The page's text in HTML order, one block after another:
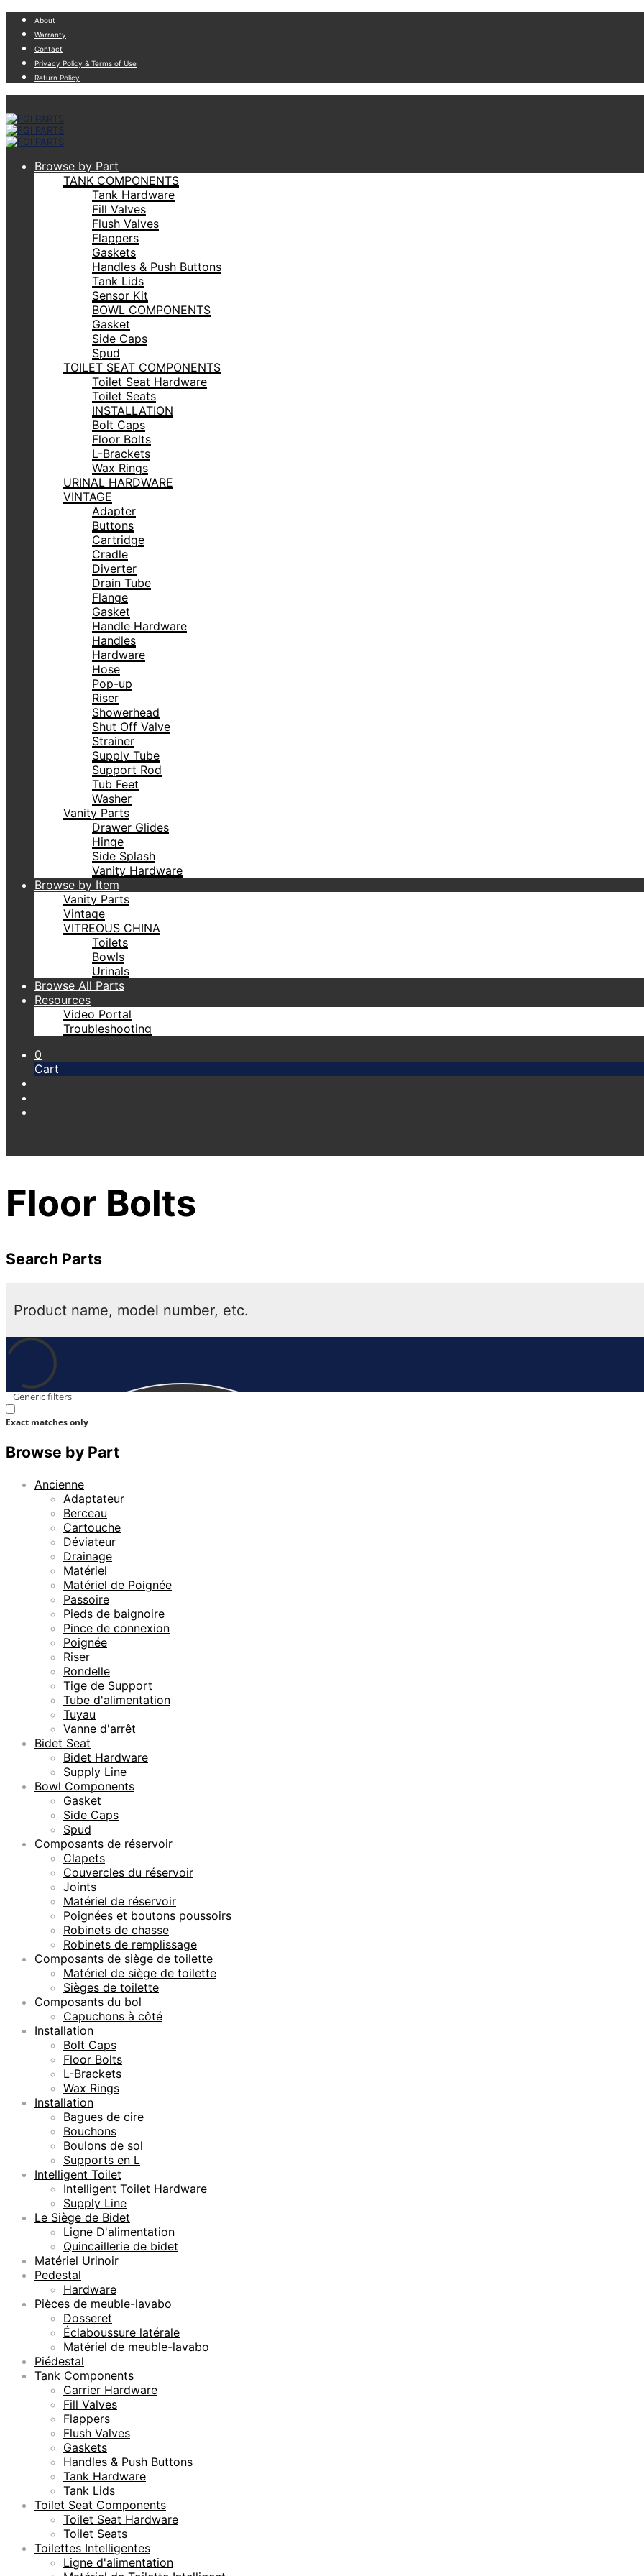
About
Warranty
Contact
Privacy Policy & Terms of Use
Return Policy
Browse by Part
TANK COMPONENTS
Tank Hardware
Fill Valves
Flush Valves
Flappers
Gaskets
Handles & Push Buttons
Tank Lids
Sensor Kit
BOWL COMPONENTS
Gasket
Side Caps
Spud
TOILET SEAT COMPONENTS
Toilet Seat Hardware
Toilet Seats
INSTALLATION
Bolt Caps
Floor Bolts
L-Brackets
Wax Rings
URINAL HARDWARE
VINTAGE
Adapter
Buttons
Cartridge
Cradle
Diverter
Drain Tube
Flange
Gasket
Handle Hardware
Handles
Hardware
Hose
Pop-up
Riser
Showerhead
Shut Off Valve
Strainer
Supply Tube
Support Rod
Tub Feet
Washer
Vanity Parts
Drawer Glides
Hinge
Side Splash
Vanity Hardware
Browse by Item
Vanity Parts
Vintage
VITREOUS CHINA
Toilets
Bowls
Urinals
Browse All Parts
Resources
Video Portal
Troubleshooting
0
Cart
Floor Bolts
Search Parts
Generic filters
Exact matches only
Browse by Part
Ancienne
Adaptateur
Berceau
Cartouche
Déviateur
Drainage
Matériel
Matériel de Poignée
Passoire
Pieds de baignoire
Pince de connexion
Poignée
Riser
Rondelle
Tige de Support
Tube d'alimentation
Tuyau
Vanne d'arrêt
Bidet Seat
Bidet Hardware
Supply Line
Bowl Components
Gasket
Side Caps
Spud
Composants de réservoir
Clapets
Couvercles du réservoir
Joints
Matériel de réservoir
Poignées et boutons poussoirs
Robinets de chasse
Robinets de remplissage
Composants de siège de toilette
Matériel de siège de toilette
Sièges de toilette
Composants du bol
Capuchons à côté
Installation
Bolt Caps
Floor Bolts
L-Brackets
Wax Rings
Installation
Bagues de cire
Bouchons
Boulons de sol
Supports en L
Intelligent Toilet
Intelligent Toilet Hardware
Supply Line
Le Siège de Bidet
Ligne D'alimentation
Quincaillerie de bidet
Matériel Urinoir
Pedestal
Hardware
Pièces de meuble-lavabo
Dosseret
Éclaboussure latérale
Matériel de meuble-lavabo
Piédestal
Tank Components
Carrier Hardware
Fill Valves
Flappers
Flush Valves
Gaskets
Handles & Push Buttons
Tank Hardware
Tank Lids
Toilet Seat Components
Toilet Seat Hardware
Toilet Seats
Toilettes Intelligentes
Ligne d'alimentation